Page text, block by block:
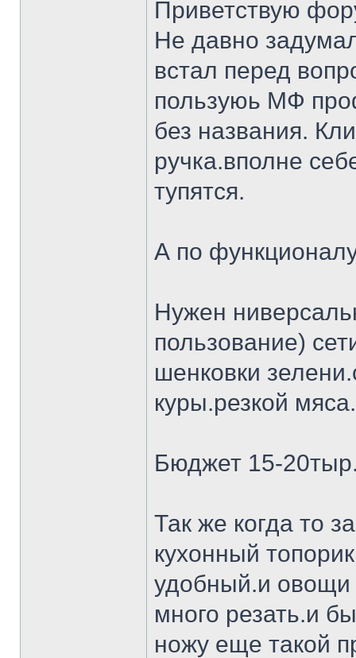
Приветствую
Не давно
встал перед
пользуюь МФ
без названия.
ручка.вполне
тупятся.
А по
Нужен
пользование)
шенковки
куры.резкой
Бюджет 15-
Так же когда то
кухонный
удобный.и овощи
много резать.и
ножу еще такой